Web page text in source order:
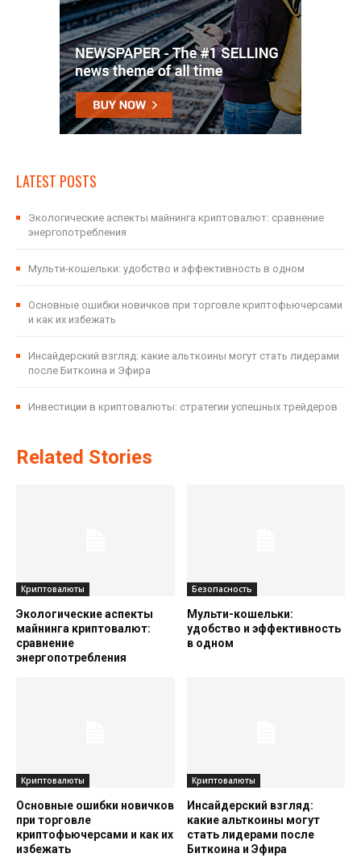
LATEST POSTS
Экологические аспекты майнинга криптовалют: сравнение
энергопотребления
Мульти-кошельки: удобство и эффективность в одном
Основные ошибки новичков при торговле криптофьючерсами
и как их избежать
Инсайдерский взгляд: какие альткоины могут стать лидерами
после Биткоина и Эфира
Инвестиции в криптовалюты: стратегии успешных трейдеров
Related Stories
Криптовалюты
Экологические аспекты
майнинга криптовалют:
сравнение
энергопотребления
Безопасность
Мульти-кошельки:
удобство и эффективность
в одном
Криптовалюты
Основные ошибки новичков
при торговле
криптофьючерсами и как их
избежать
Криптовалюты
Инсайдерский взгляд:
какие альткоины могут
стать лидерами после
Биткоина и Эфира